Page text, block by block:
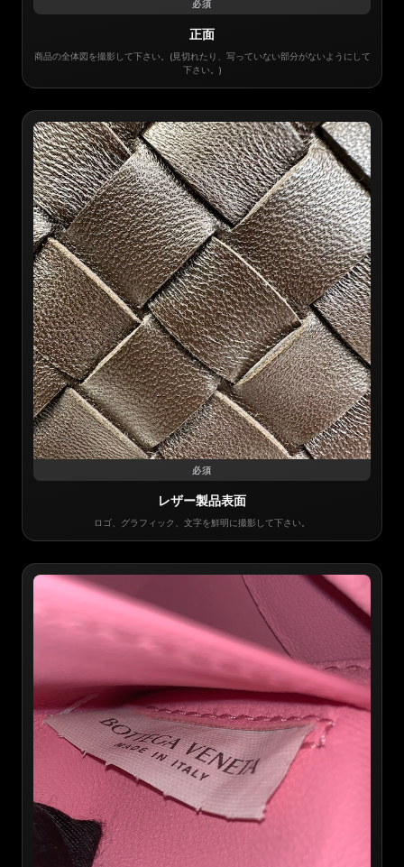
必須
正面
商品の全体図を撮影して下さい。(見切れたり、写っていない部分がないようにして
下さい。)
必須
レザー製品表面
ロゴ、グラフィック、文字を鮮明に撮影して下さい。